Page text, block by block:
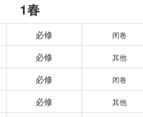
1春
必修 闭卷
必修 其他
必修 闭卷
必修 其他